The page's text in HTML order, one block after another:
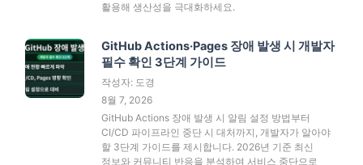
활용해 생산성을 극대화하세요.
GitHub Actions·Pages 장애 발생 시 개발자
필수 확인 3단계 가이드
작성자: 도경
8월 7, 2026
GitHub Actions 장애 발생 시 알림 설정 방법부터
CI/CD 파이프라인 중단 시 대처까지, 개발자가 알아야
할 3단계 가이드를 제시합니다. 2026년 기준 최신
정보와 커뮤니티 반응을 분석하여 서비스 중단으로